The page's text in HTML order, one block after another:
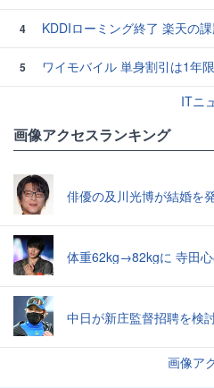
4 KDDIローミング終了 楽天の
5
ワイモバイル 単身割引は1年
ITニ
画像アクセスランキング
俳優の及川光博が結婚を
体重62kg→82kgに 寺田
中日が新庄監督招聘を検
画像ア